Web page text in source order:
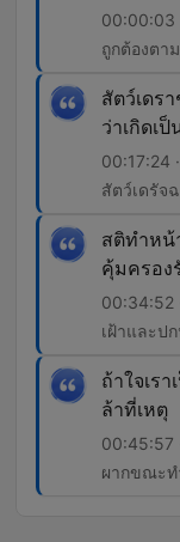
00:00:03
ถูกต้องตา
สัตว์เดร
ว่าเกิดเป็
00:17:24
สัตว์เดรัจ
สติทำหน้
คุ้มครอง
00:34:52
เฝ้าและป
ถ้าใจเร
ล้าที่เหตุ
00:45:57
ผากขณะท